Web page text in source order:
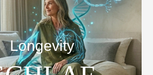
Longevity